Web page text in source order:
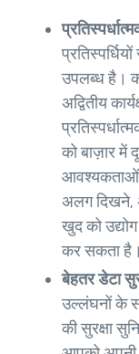
उपलब्ध है।
अद्वितीय
को बाज़ार
अलग दिखने,
खुद को
कर सकता है।
बेहतर डेटा
उल्लंघनों के
की सुरक्षा